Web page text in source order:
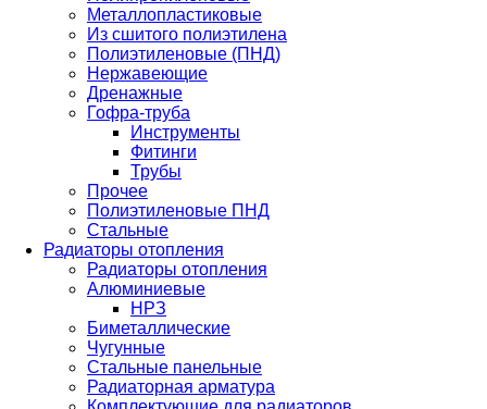
Металлопластиковые
Из сшитого полиэтилена
Полиэтиленовые (ПНД)
Нержавеющие
Дренажные
Гофра-труба
Инструменты
Фитинги
Трубы
Прочее
Полиэтиленовые ПНД
Стальные
Радиаторы отопления
Радиаторы отопления
Алюминиевые
НРЗ
Биметаллические
Чугунные
Стальные панельные
Радиаторная арматура